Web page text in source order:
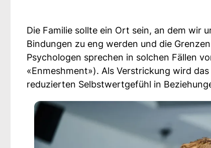
Die Familie sollte ein Ort sein, an dem wir
Bindungen zu eng werden und die
Psychologen sprechen in solchen Fällen
«Enmeshment»). Als Verstrickung wird
reduzierten Selbstwertgefühl in